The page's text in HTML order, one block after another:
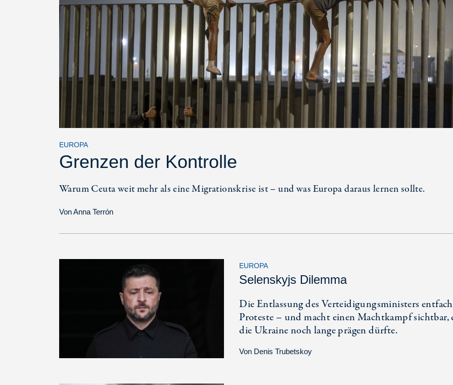
EUROPA
Grenzen der Kontrolle
Warum Ceuta weit mehr als eine Migrationskrise ist – und was Europa daraus lernen sollte.
VonAnna Terrón
EUROPA
Selenskyjs Dilemma
Die Entlassung des Verteidigungsministers
Proteste – und macht einen Machtkampf sichtbar,
die Ukraine noch lange prägen dürfte.
Von Denis Trubetskoy